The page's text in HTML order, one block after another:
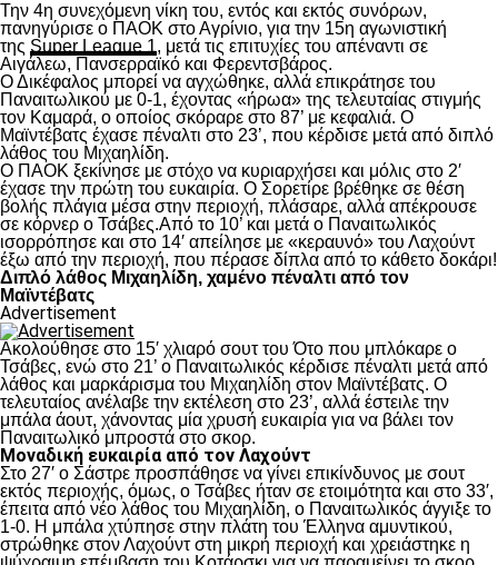
Την 4η συνεχόμενη νίκη του, εντός και εκτός συνόρων,
πανηγύρισε ο ΠΑΟΚ στο Αγρίνιο, για την 15η αγωνιστική
της Super League 1, μετά τις επιτυχίες του απέναντι σε
Αιγάλεω, Πανσερραϊκό και Φερεντσβάρος.
Ο Δικέφαλος μπορεί να αγχώθηκε, αλλά επικράτησε του
Παναιτωλικού με 0-1, έχοντας «ήρωα» της τελευταίας στιγμής
τον Καμαρά, ο οποίος σκόραρε στο 87’ με κεφαλιά. Ο
Μαϊντέβατς έχασε πέναλτι στο 23’, που κέρδισε μετά από διπλό
λάθος του Μιχαηλίδη.
Ο ΠΑΟΚ ξεκίνησε με στόχο να κυριαρχήσει και μόλις στο 2′
έχασε την πρώτη του ευκαιρία. Ο Σορετίρε βρέθηκε σε θέση
βολής πλάγια μέσα στην περιοχή, πλάσαρε, αλλά απέκρουσε
σε κόρνερ ο Τσάβες.Από το 10’ και μετά ο Παναιτωλικός
ισορρόπησε και στο 14′ απείλησε με «κεραυνό» του Λαχούντ
έξω από την περιοχή, που πέρασε δίπλα από το κάθετο δοκάρι!
Διπλό λάθος Μιχαηλίδη, χαμένο πέναλτι από τον
Μαϊντέβατς
Advertisement
Ακολούθησε στο 15′ χλιαρό σουτ του Ότο που μπλόκαρε ο
Τσάβες, ενώ στο 21’ ο Παναιτωλικός κέρδισε πέναλτι μετά από
λάθος και μαρκάρισμα του Μιχαηλίδη στον Μαϊντέβατς. Ο
τελευταίος ανέλαβε την εκτέλεση στο 23’, αλλά έστειλε την
μπάλα άουτ, χάνοντας μία χρυσή ευκαιρία για να βάλει τον
Παναιτωλικό μπροστά στο σκορ.
Μοναδική ευκαιρία από τον Λαχούντ
Στο 27′ ο Σάστρε προσπάθησε να γίνει επικίνδυνος με σουτ
εκτός περιοχής, όμως, ο Τσάβες ήταν σε ετοιμότητα και στο 33′,
έπειτα από νέο λάθος του Μιχαηλίδη, ο Παναιτωλικός άγγιξε το
1-0. Η μπάλα χτύπησε στην πλάτη του Έλληνα αμυντικού,
στρώθηκε στον Λαχούντ στη μικρή περιοχή και χρειάστηκε η